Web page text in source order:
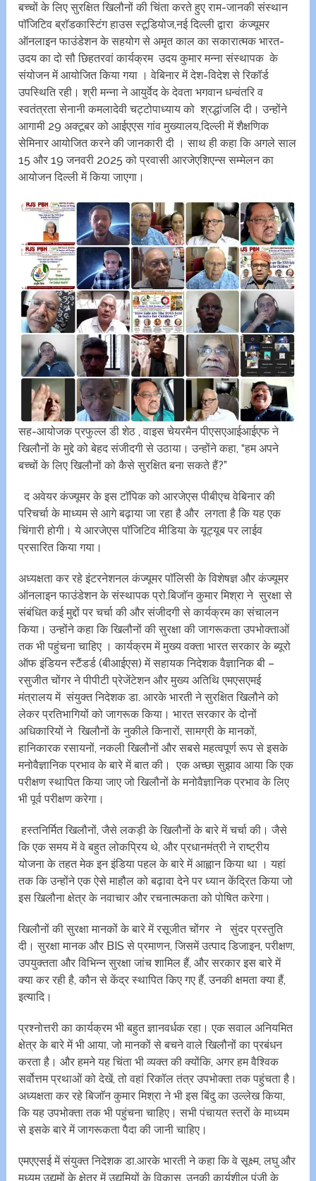
बच्चों के लिए सुरक्षित खिलौनों की चिंता करते हुए राम-जानकी संस्थान
पाॅजिटिव ब्राॅडकास्टिंग हाउस स्टूडियोज,नई दिल्ली द्वारा कंज्यूमर
ऑनलाइन फाउंडेशन के सहयोग से अमृत काल का सकारात्मक भारत-
उदय का दो सौ छिहतरवां कार्यक्रम उदय कुमार मन्ना संस्थापक के
संयोजन में आयोजित किया गया । वेबिनार में देश-विदेश से रिकॉर्ड
उपस्थिति रही। श्री मन्ना ने आयुर्वेद के देवता भगवान धन्वंतरि व
स्वतंत्रता सेनानी कमलादेवी चट्टोपाध्याय को श्रद्धांजलि दी। उन्होंने
आगामी 29 अक्टूबर को आईएएस गांव मुख्यालय,दिल्ली में शैक्षणिक
सेमिनार आयोजित करने की जानकारी दी । साथ ही कहा कि अगले साल
15 और 19 जनवरी 2025 को प्रवासी आरजेएशिएन्स सम्मेलन का
आयोजन दिल्ली में किया जाएगा।
सह-आयोजक प्रफुल्ल डी शेठ , वाइस चेयरमैन पीएसएआईआईएफ ने
खिलौनों के मुद्दे को बेहद संजीदगी से उठाया। उन्होंने कहा, “हम अपने
बच्चों के लिए खिलौनों को कैसे सुरक्षित बना सकते हैं?”
द अवेयर कंज्यूमर के इस टाॅपिक को आरजेएस पीबीएच वेबिनार की
परिचर्चा के माध्यम से आगे बढ़ाया जा रहा है और लगता है कि यह एक
चिंगारी होगी। ये आरजेएस पाॅजिटिव मीडिया के यूट्यूब पर लाईव
प्रसारित किया गया।
अध्यक्षता कर रहे इंटरनेशनल कंज्यूमर पाॅलिसी के विशेषज्ञ और कंज्यूमर
ऑनलाइन फाउंडेशन के संस्थापक प्रो.बिजाॅन कुमार मिश्रा ने सुरक्षा से
संबंधित कई मुद्दों पर चर्चा की और संजीदगी से कार्यक्रम का संचालन
किया। उन्होंने कहा कि खिलौनों की सुरक्षा की जागरूकता उपभोक्ताओं
तक भी पहुंचना चाहिए । कार्यक्रम में मुख्य वक्ता भारत सरकार के ब्यूरो
ऑफ इंडियन स्टैंडर्ड (बीआईएस) में सहायक निदेशक वैज्ञानिक बी –
रसुजीत चोंगर ने पीपीटी प्रेजेंटेशन और मुख्य अतिथि एमएसएमई
मंत्रालय में संयुक्त निदेशक डा. आरके भारती ने सुरक्षित खिलौने को
लेकर प्रतिभागियों को जागरूक किया। भारत सरकार के दोनों
अधिकारियों ने खिलौनों के नुकीले किनारों, सामग्री के मानकों,
हानिकारक रसायनों, नकली खिलौनों और सबसे महत्वपूर्ण रूप से इसके
मनोवैज्ञानिक प्रभाव के बारे में बात की। एक अच्छा सुझाव आया कि एक
परीक्षण स्थापित किया जाए जो खिलौनों के मनोवैज्ञानिक प्रभाव के लिए
भी पूर्व परीक्षण करेगा।
हस्तनिर्मित खिलौनों, जैसे लकड़ी के खिलौनों के बारे में चर्चा की। जैसे
कि एक समय में वे बहुत लोकप्रिय थे, और प्रधानमंत्री ने राष्ट्रीय
योजना के तहत मेक इन इंडिया पहल के बारे में आह्वान किया था । यहां
तक ​​कि उन्होंने एक ऐसे माहौल को बढ़ावा देने पर ध्यान केंद्रित किया जो
इस खिलौना क्षेत्र के नवाचार और रचनात्मकता को पोषित करेगा।
खिलौनों की सुरक्षा मानकों के बारे में रसूजीत चोंगर ने सुंदर प्रस्तुति
दी। सुरक्षा मानक और BIS से प्रमाणन, जिसमें उत्पाद डिजाइन, परीक्षण,
उपयुक्तता और विभिन्न सुरक्षा जांच शामिल हैं, और सरकार इस बारे में
क्या कर रही है, कौन से केंद्र स्थापित किए गए हैं, उनकी क्षमता क्या हैं,
इत्यादि।
प्रश्नोत्तरी का कार्यक्रम भी बहुत ज्ञानवर्धक रहा। एक सवाल अनियमित
क्षेत्र के बारे में भी आया, जो मानकों से बचने वाले खिलौनों का प्रबंधन
करता है। और हमने यह चिंता भी व्यक्त की क्योंकि, अगर हम वैश्विक
सर्वोत्तम प्रथाओं को देखें, तो वहां रिकॉल तंत्र उपभोक्ता तक पहुंचता है।
अध्यक्षता कर रहे बिजाॅन कुमार मिश्रा ने भी इस बिंदु का उल्लेख किया,
कि यह उपभोक्ता तक भी पहुंचना चाहिए। सभी पंचायत स्तरों के माध्यम
से इसके बारे में जागरूकता पैदा की जानी चाहिए।
एमएएसई में संयुक्त निदेशक डा.आरके भारती ने कहा कि वे सूक्ष्म, लघु और
मध्यम उद्यमों के क्षेत्र में उद्यमियों के विकास, उनकी कार्यशील पूंजी के